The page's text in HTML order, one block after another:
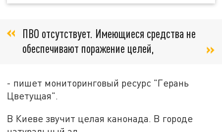
ПВО отсутствует. Имеющиеся средства не
обеспечивают поражение целей,
- пишет мониторинговый ресурс "Герань
Цветущая".
В Киеве звучит целая канонада. В городе